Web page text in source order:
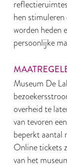
hen stimuleren
worden heden
persoonlijke
Museum De
overheid te
van tevoren
beperkt aantal
Online tickets
van het